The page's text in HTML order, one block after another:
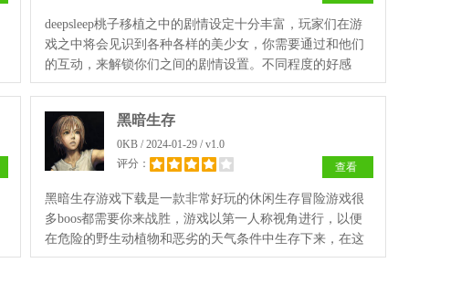
deepsleep桃子移植之中的剧情设定十分丰富，玩家们在游
戏之中将会见识到各种各样的美少女，你需要通过和他们
的互动，来解锁你们之间的剧情设置。不同程度的好感
度，将会触发不同的特殊剧情。
黑暗生存
0KB / 2024-01-29 / v1.0
评分：
查看
黑暗生存游戏下载是一款非常好玩的休闲生存冒险游戏很
多boos都需要你来战胜，游戏以第一人称视角进行，以便
在危险的野生动植物和恶劣的天气条件中生存下来，在这
里，增加了游戏的挑战性。